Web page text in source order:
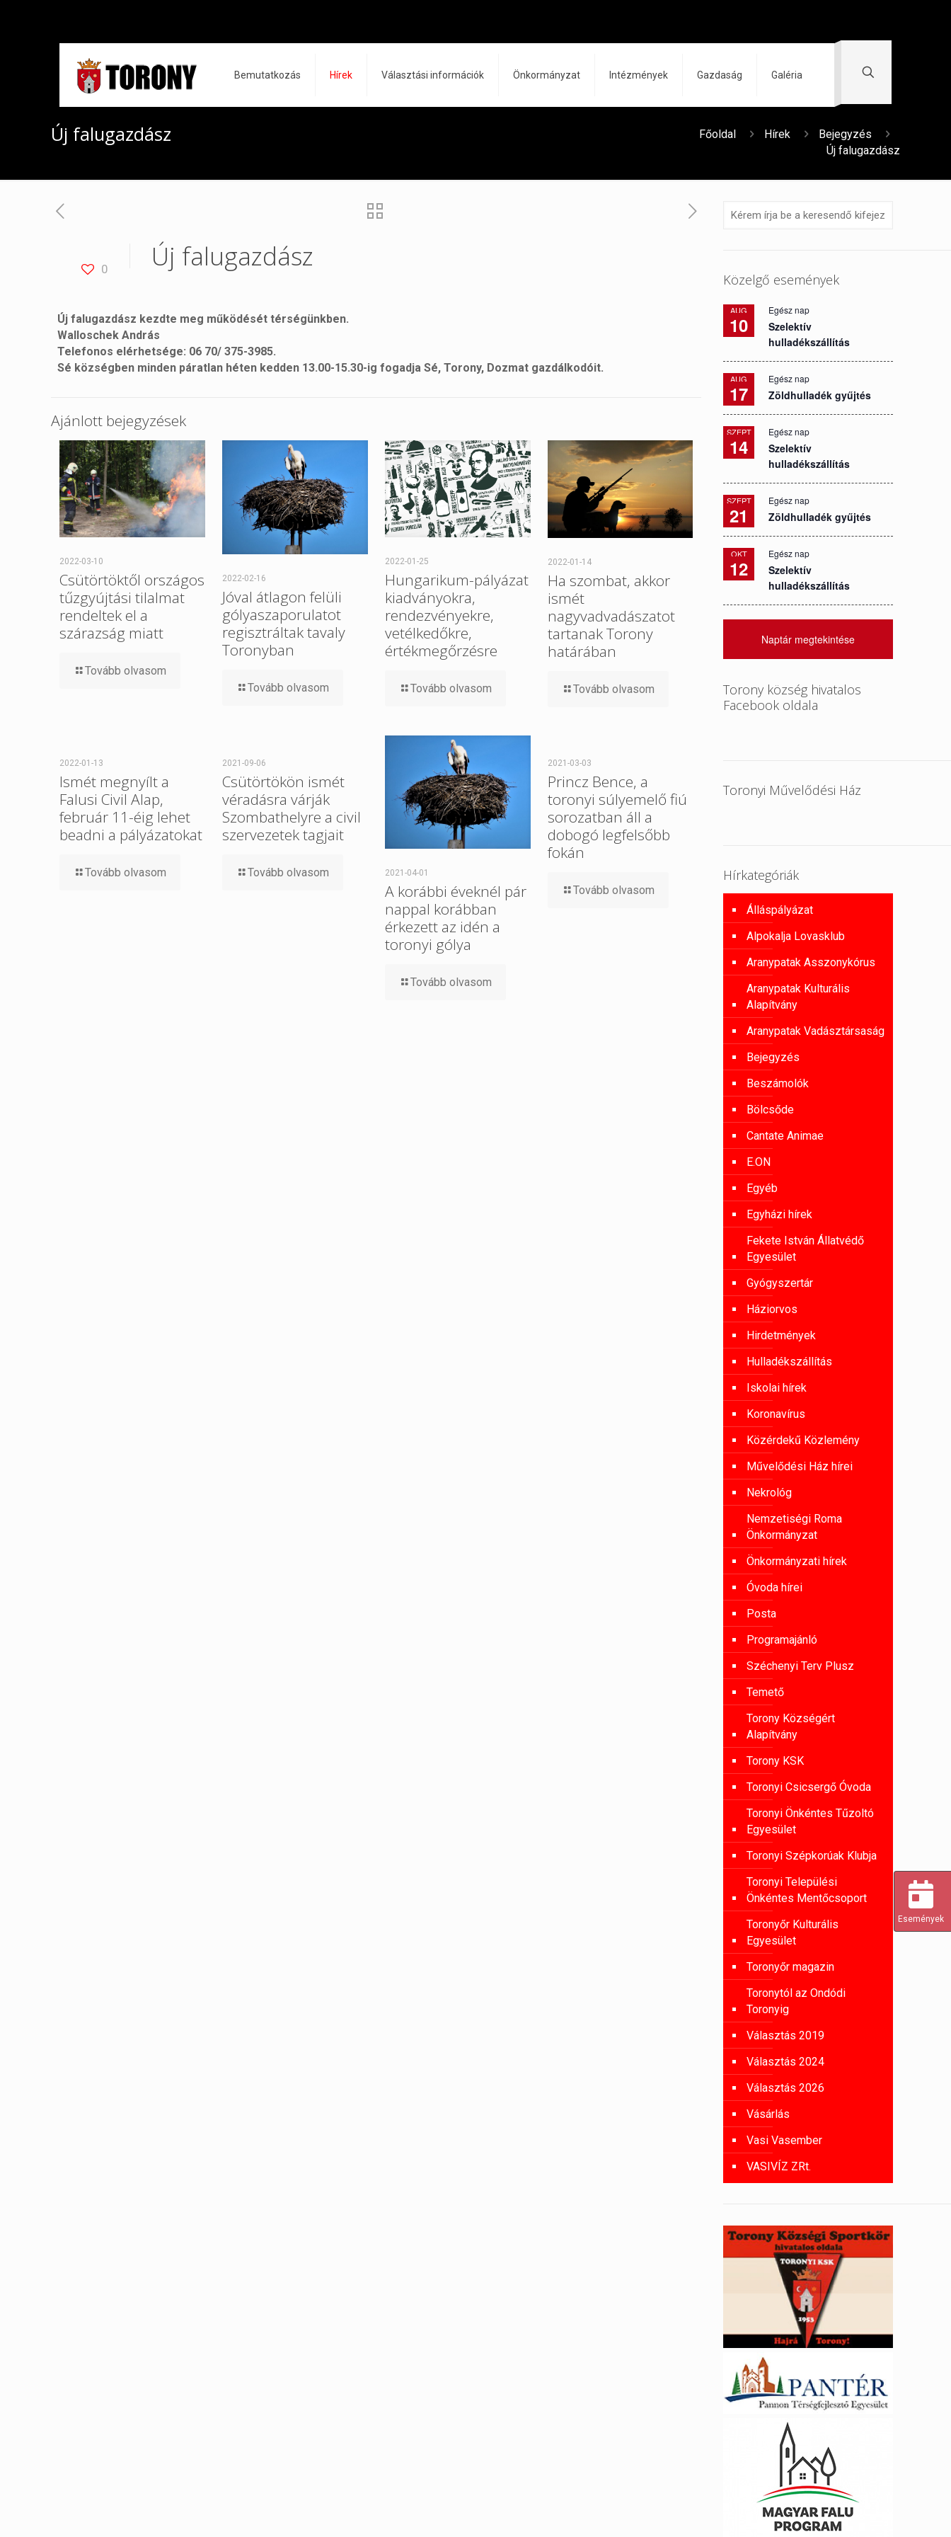
Bemutatkozás Hírek Választási információk Önkormányzat Intézmények Gazdaság Galéria
Új falugazdász Főoldal Hírek
Bejegyzés
Új falugazdász
0 Új falugazdász
Új falugazdász kezdte meg működését térségünkben.
Walloschek András
Telefonos elérhetsége: 06 70/ 375-3985.
Sé községben minden páratlan héten kedden 13.00-15.30-ig fogadja Sé, Torony, Dozmat gazdálkodóit.
Ajánlott bejegyzések
2022-03-10
Csütörtöktől országos
tűzgyújtási tilalmat
rendeltek el a
szárazság miatt
Tovább olvasom
2022-02-16
Jóval átlagon felüli
gólyaszaporulatot
regisztráltak tavaly
Toronyban
Tovább olvasom
2022-01-25
Hungarikum-pályázat
kiadványokra,
rendezvényekre,
vetélkedőkre,
értékmegőrzésre
Tovább olvasom
2022-01-14
Ha szombat, akkor
ismét
nagyvadvadászatot
tartanak Torony
határában
Tovább olvasom
2022-01-13
Ismét megnyílt a
Falusi Civil Alap,
február 11-éig lehet
beadni a pályázatokat
Tovább olvasom
2021-09-06
Csütörtökön ismét
véradásra várják
Szombathelyre a civil
szervezetek tagjait
Tovább olvasom 2021-04-01
A korábbi éveknél pár
nappal korábban
érkezett az idén a
toronyi gólya
Tovább olvasom
2021-03-03
Princz Bence, a
toronyi súlyemelő fiú
sorozatban áll a
dobogó legfelsőbb
fokán
Tovább olvasom
Közelgő események
AUG
10
Egész nap
Szelektív
hulladékszállítás
AUG
17
Egész nap
Zöldhulladék gyűjtés
SZEPT
14
Egész nap
Szelektív
hulladékszállítás
SZEPT
21
Egész nap
Zöldhulladék gyűjtés
OKT
12
Egész nap
Szelektív
hulladékszállítás
Naptár megtekintése
Torony község hivatalos
Facebook oldala
Toronyi Művelődési Ház
Hírkategóriák
Álláspályázat
Alpokalja Lovasklub
Aranypatak Asszonykórus
Aranypatak Kulturális
Alapítvány
Aranypatak Vadásztársaság
Bejegyzés
Beszámolók
Bölcsőde
Cantate Animae
E.ON
Egyéb
Egyházi hírek
Fekete István Állatvédő
Egyesület
Gyógyszertár
Háziorvos
Hirdetmények
Hulladékszállítás
Iskolai hírek
Koronavírus
Közérdekű Közlemény
Művelődési Ház hírei
Nekrológ
Nemzetiségi Roma
Önkormányzat
Önkormányzati hírek
Óvoda hírei
Posta
Programajánló
Széchenyi Terv Plusz
Temető
Torony Községért
Alapítvány
Torony KSK
Toronyi Csicsergő Óvoda
Toronyi Önkéntes Tűzoltó
Egyesület
Toronyi Szépkorúak Klubja
Toronyi Települési
Önkéntes Mentőcsoport
Toronyőr Kulturális
Egyesület
Toronyőr magazin
Toronytól az Ondódi
Toronyig
Választás 2019
Választás 2024
Választás 2026
Vásárlás
Vasi Vasember
VASIVÍZ ZRt.
Események